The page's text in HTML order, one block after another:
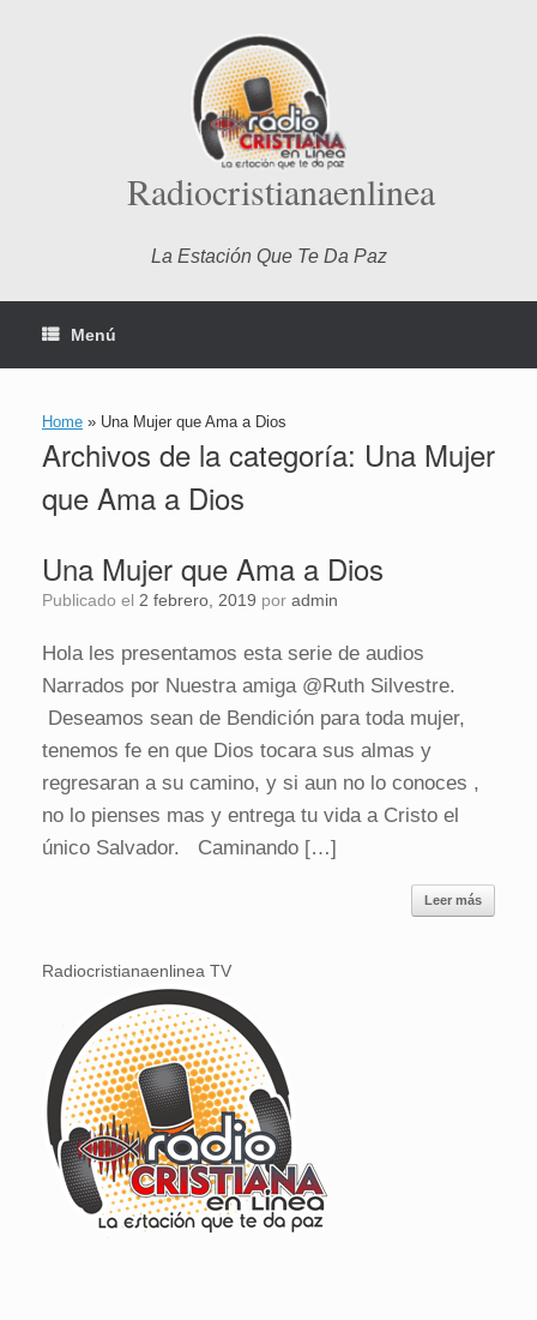
Radiocristianaenlinea
La Estación Que Te Da Paz
Menú
Home » Una Mujer que Ama a Dios
Archivos de la categoría: Una Mujer
que Ama a Dios
Una Mujer que Ama a Dios
Publicado el 2 febrero, 2019 por admin
Hola les presentamos esta serie de audios
Narrados por Nuestra amiga @Ruth Silvestre.
Deseamos sean de Bendición para toda mujer,
tenemos fe en que Dios tocara sus almas y
regresaran a su camino, y si aun no lo conoces ,
no lo pienses mas y entrega tu vida a Cristo el
único Salvador. Caminando […]
Leer más
Radiocristianaenlinea TV